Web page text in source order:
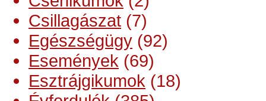
Csillagászat (7)
Egészségügy (92)
Események (69)
Esztrájgikumok (18)